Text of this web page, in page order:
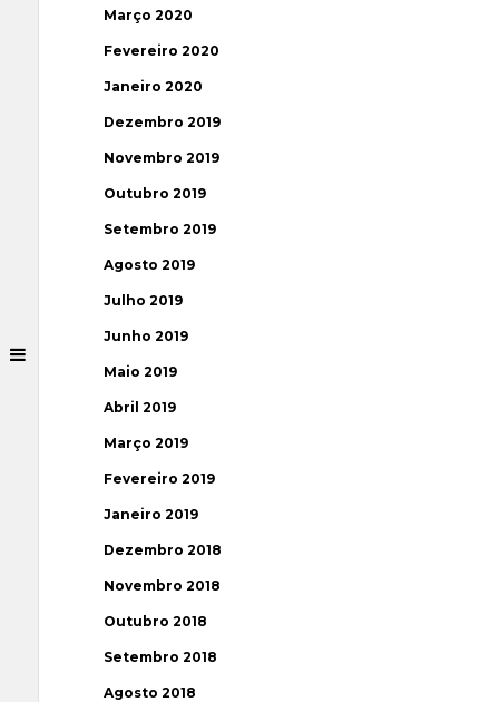
Março 2020
Fevereiro 2020
Janeiro 2020
Dezembro 2019
Novembro 2019
Outubro 2019
Setembro 2019
Agosto 2019
Julho 2019
Junho 2019
Maio 2019
Abril 2019
Março 2019
Fevereiro 2019
Janeiro 2019
Dezembro 2018
Novembro 2018
Outubro 2018
Setembro 2018
Agosto 2018